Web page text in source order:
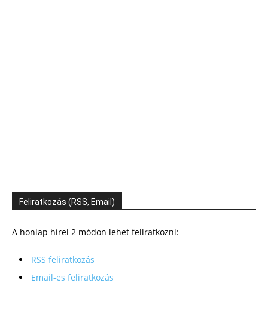
Feliratkozás (RSS, Email)
A honlap hírei 2 módon lehet feliratkozni:
RSS feliratkozás
Email-es feliratkozás